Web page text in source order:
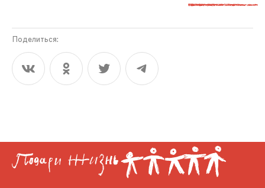
Поделиться: